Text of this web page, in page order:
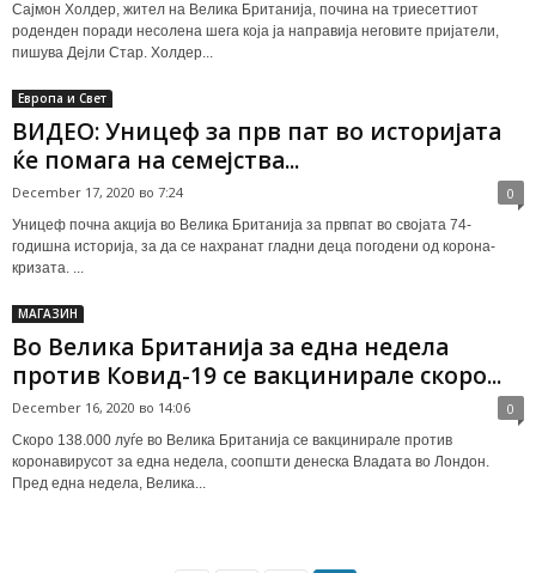
Сајмон Холдер, жител на Велика Британија, почина на триесеттиот
роденден поради несолена шега која ја направија неговите пријатели,
пишува Дејли Стар. Холдер...
Европа и Свет
ВИДЕО: Уницеф за прв пат во историјата
ќе помага на семејства...
December 17, 2020 во 7:24 0
Уницеф почна акција во Велика Британија за првпат во својата 74-
годишна историја, за да се нахранат гладни деца погодени од корона-
кризата. ...
МАГАЗИН
Во Велика Британија за една недела
против Ковид-19 се вакцинирале скоро...
December 16, 2020 во 14:06 0
Скоро 138.000 луѓе во Велика Британија се вакцинирале против
коронавирусот за една недела, соопшти денеска Владата во Лондон.
Пред една недела, Велика...